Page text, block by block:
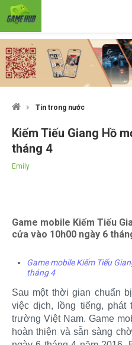
Tin trong nước
Kiếm Tiếu Giang Hồ
tháng 4
Emily
Game mobile Kiếm Tiếu
cửa vào 10h00 ngày 6
Game mobile Kiếm Tiếu
tháng 4
Sau một thời gian chuẩn
việc dịch, lồng tiếng, phát
trường Việt Nam. Game
hoàn thiện và sẵn sàng